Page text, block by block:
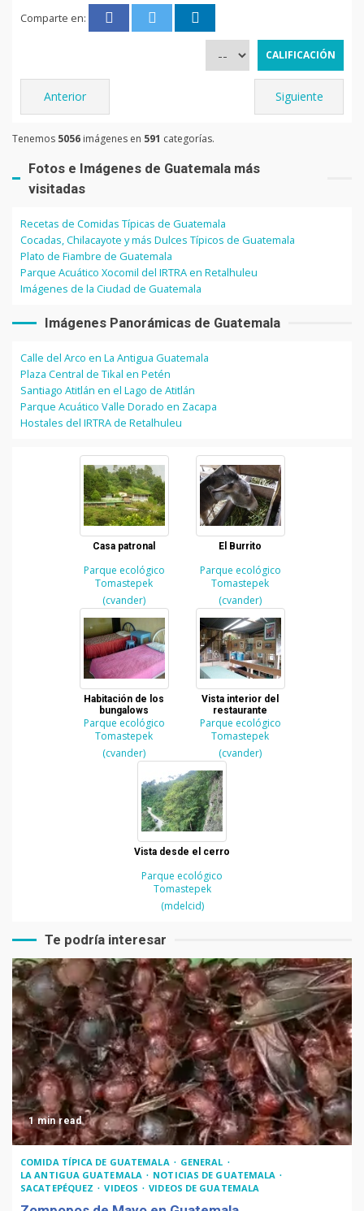
Comparte en:
Anterior Siguiente
Tenemos 5056 imágenes en 591 categorías.
Fotos e Imágenes de Guatemala más
visitadas
Recetas de Comidas Típicas de Guatemala
Cocadas, Chilacayote y más Dulces Típicos de Guatemala
Plato de Fiambre de Guatemala
Parque Acuático Xocomil del IRTRA en Retalhuleu
Imágenes de la Ciudad de Guatemala
Imágenes Panorámicas de Guatemala
Calle del Arco en La Antigua Guatemala
Plaza Central de Tikal en Petén
Santiago Atitlán en el Lago de Atitlán
Parque Acuático Valle Dorado en Zacapa
Hostales del IRTRA de Retalhuleu
Casa patronal
Parque ecológico
Tomastepek
(cvander)
El Burrito
Parque ecológico
Tomastepek
(cvander)
Habitación de los
bungalows
Parque ecológico
Tomastepek
(cvander)
Vista interior del
restaurante
Parque ecológico
Tomastepek
(cvander)
Vista desde el cerro
Parque ecológico
Tomastepek
(mdelcid)
Te podría interesar
1 min read
COMIDA TÍPICA DE GUATEMALA
GENERAL
LA ANTIGUA GUATEMALA
NOTICIAS DE GUATEMALA
SACATEPÉQUEZ
VIDEOS VIDEOS DE GUATEMALA